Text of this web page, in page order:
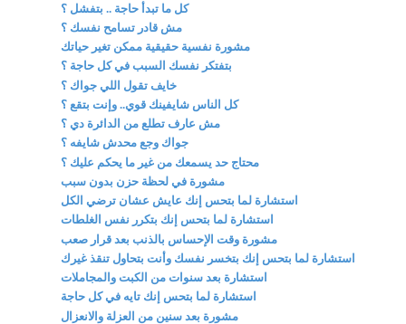
كل ما تبدأ حاجة .. بتفشل ؟
مش قادر تسامح نفسك ؟
مشورة نفسية حقيقية ممكن تغير حياتك
بتفتكر نفسك السبب في كل حاجة ؟
خايف تقول اللي جواك ؟
كل الناس شايفينك قوي.. وإنت بتقع ؟
مش عارف تطلع من الدائرة دي ؟
جواك وجع محدش شايفه ؟
محتاج حد يسمعك من غير ما يحكم عليك ؟
مشورة في لحظة حزن بدون سبب
استشارة لما بتحس إنك عايش عشان ترضي الكل
استشارة لما بتحس إنك بتكرر نفس الغلطات
مشورة وقت الإحساس بالذنب بعد قرار صعب
استشارة لما بتحس إنك بتخسر نفسك وأنت بتحاول تنقذ غيرك
استشارة بعد سنوات من الكبت والمجاملات
استشارة لما بتحس إنك تايه في كل حاجة
مشورة بعد سنين من العزلة والانعزال